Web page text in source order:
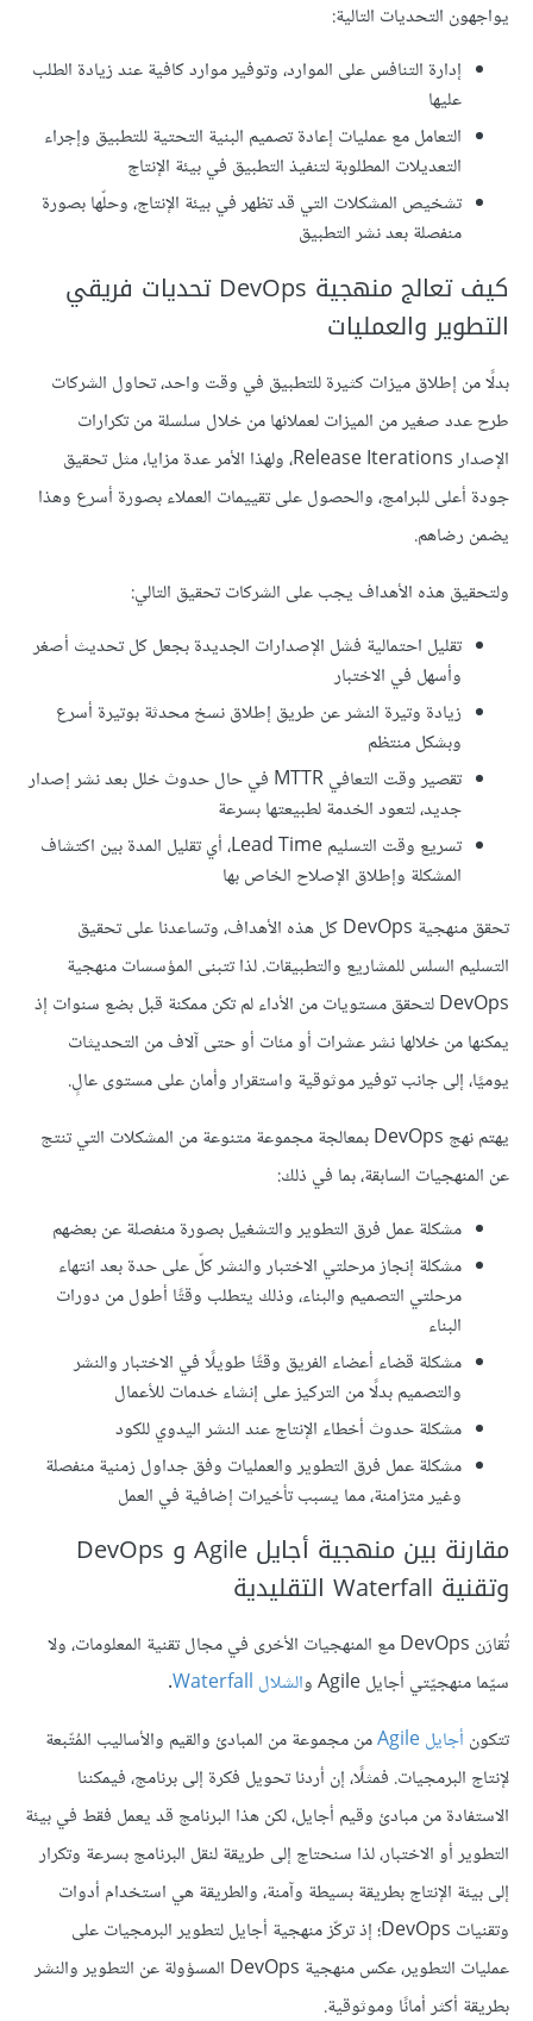
يواجهون التحديات التالية:
إدارة التنافس على الموارد، وتوفير موارد كافية عند زيادة الطلب
عليها
التعامل مع عمليات إعادة تصميم البنية التحتية للتطبيق وإجراء
التعديلات المطلوبة لتنفيذ التطبيق في بيئة الإنتاج
تشخيص المشكلات التي قد تظهر في بيئة الإنتاج، وحلّها بصورة
منفصلة بعد نشر التطبيق
كيف تعالج منهجية DevOps تحديات فريقي
التطوير والعمليات
بدلًا من إطلاق ميزات كثيرة للتطبيق في وقت واحد، تحاول الشركات
طرح عدد صغير من الميزات لعملائها من خلال سلسلة من تكرارات
الإصدار Release Iterations، ولهذا الأمر عدة مزايا، مثل تحقيق
جودة أعلى للبرامج، والحصول على تقييمات العملاء بصورة أسرع وهذا
يضمن رضاهم.
ولتحقيق هذه الأهداف يجب على الشركات تحقيق التالي:
تقليل احتمالية فشل الإصدارات الجديدة بجعل كل تحديث أصغر
وأسهل في الاختبار
زيادة وتيرة النشر عن طريق إطلاق نسخ محدثة بوتيرة أسرع
وبشكل منتظم
تقصير وقت التعافي MTTR في حال حدوث خلل بعد نشر إصدار
جديد، لتعود الخدمة لطبيعتها بسرعة
تسريع وقت التسليم Lead Time، أي تقليل المدة بين اكتشاف
المشكلة وإطلاق الإصلاح الخاص بها
تحقق منهجية DevOps كل هذه الأهداف، وتساعدنا على تحقيق
التسليم السلس للمشاريع والتطبيقات. لذا تتبنى المؤسسات منهجية
DevOps لتحقق مستويات من الأداء لم تكن ممكنة قبل بضع سنوات إذ
يمكنها من خلالها نشر عشرات أو مئات أو حتى آلاف من التحديثات
يوميًا، إلى جانب توفير موثوقية واستقرار وأمان على مستوى عالٍ.
يهتم نهج DevOps بمعالجة مجموعة متنوعة من المشكلات التي تنتج
عن المنهجيات السابقة، بما في ذلك:
مشكلة عمل فرق التطوير والتشغيل بصورة منفصلة عن بعضهم
مشكلة إنجاز مرحلتي الاختبار والنشر كلّ على حدة بعد انتهاء
مرحلتي التصميم والبناء، وذلك يتطلب وقتًا أطول من دورات
البناء
مشكلة قضاء أعضاء الفريق وقتًا طويلًا في الاختبار والنشر
والتصميم بدلًا من التركيز على إنشاء خدمات للأعمال
مشكلة حدوث أخطاء الإنتاج عند النشر اليدوي للكود
مشكلة عمل فرق التطوير والعمليات وفق جداول زمنية منفصلة
وغير متزامنة، مما يسبب تأخيرات إضافية في العمل
مقارنة بين منهجية أجايل Agile و DevOps
وتقنية Waterfall التقليدية
تُقارَن DevOps مع المنهجيات الأخرى في مجال تقنية المعلومات، ولا
سيّما منهجيّتي أجايل Agile و
الشلال Waterfall
.
تتكون أجايل Agile
من مجموعة من المبادئ والقيم والأساليب المُتّبعة
لإنتاج البرمجيات. فمثلًا، إن أردنا تحويل فكرة إلى برنامج، فيمكننا
الاستفادة من مبادئ وقيم أجايل، لكن هذا البرنامج قد يعمل فقط في بيئة
التطوير أو الاختبار، لذا سنحتاج إلى طريقة لنقل البرنامج بسرعة وتكرار
إلى بيئة الإنتاج بطريقة بسيطة وآمنة، والطريقة هي استخدام أدوات
وتقنيات DevOps؛ إذ تركّز منهجية أجايل لتطوير البرمجيات على
عمليات التطوير، عكس منهجية DevOps المسؤولة عن التطوير والنشر
بطريقة أكثر أمانًا وموثوقية.